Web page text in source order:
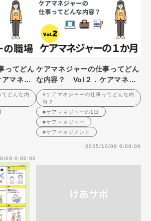
ってどん
マネジ
どんな内
09 0:00:00
ケアマネジャーの仕事ってどん
な内容？ Vol２．ケアマネジ
ャーの１か月
#ケアマネジャーの仕事ってどんな内
容？
#ケアマネジャーの1日
#ケアマネジャー
#ケアマネジメント
2025/10/09 0:00:00